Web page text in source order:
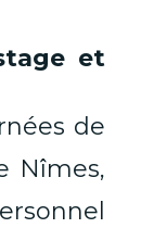
et
de
Nîmes,